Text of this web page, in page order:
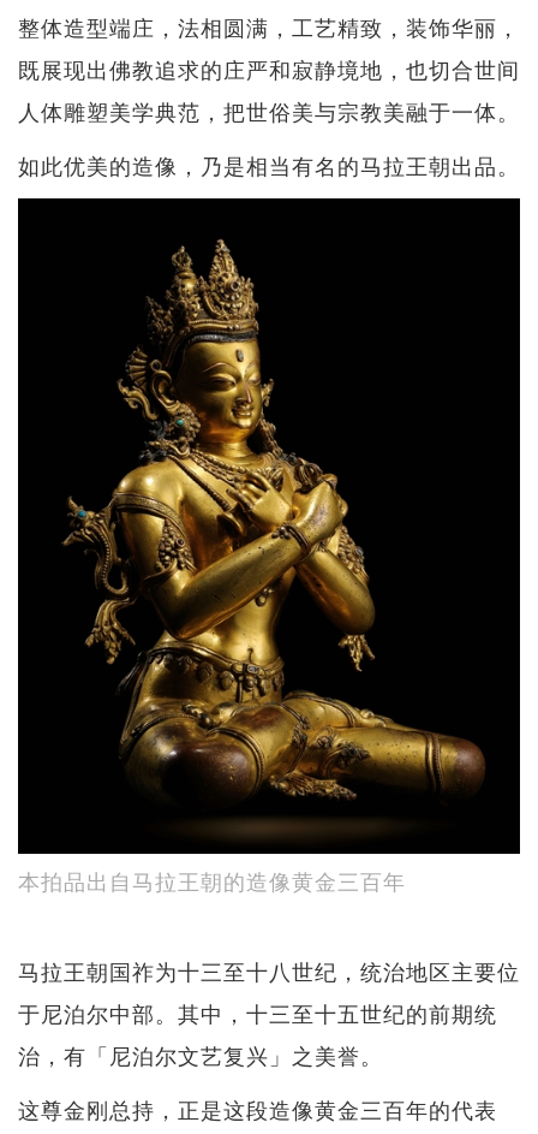
整体造型端庄，法相圆满，工艺精致，装饰华丽，
既展现出佛教追求的庄严和寂静境地，也切合世间
人体雕塑美学典范，把世俗美与宗教美融于一体。
如此优美的造像，乃是相当有名的马拉王朝出品。
本拍品出自马拉王朝的造像黄金三百年
马拉王朝国祚为十三至十八世纪，统治地区主要位
于尼泊尔中部。其中，十三至十五世纪的前期统
治，有「尼泊尔文艺复兴」之美誉。
这尊金刚总持，正是这段造像黄金三百年的代表